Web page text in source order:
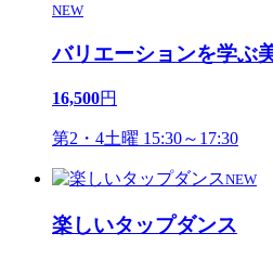
NEW
バリエーションを学ぶ
16,500円
第2・4土曜 15:30～17:30
NEW
楽しいタップダンス